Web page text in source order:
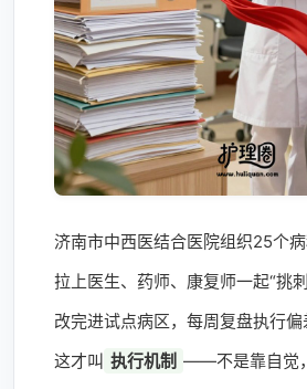
济南市中西医结合医院组织25个病
拉上医生、药师、康复师一起“挑刺
改完进试点病区，每周复盘执行偏
这才叫 执行机制 ——不是靠自觉